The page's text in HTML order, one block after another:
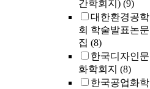
간학회지) (9)
대한환경공학
회 학술발표논문
집 (8)
한국디자인문
화학회지 (8)
한국공업화학